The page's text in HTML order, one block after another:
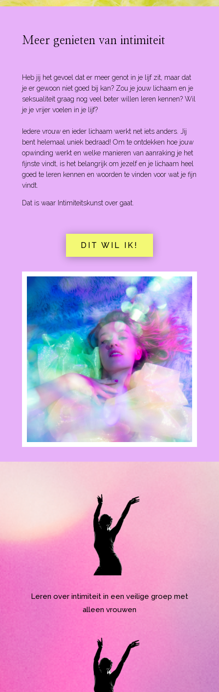
Meer genieten van intimiteit
Heb jij het gevoel dat er meer genot in je lijf zit, maar dat
je er gewoon niet goed bij kan? Zou je jouw lichaam en je
seksualiteit graag nog veel beter willen leren kennen? Wil
je je vrijer voelen in je lijf?
Iedere vrouw en ieder lichaam werkt net iets anders. Jij
bent helemaal uniek bedraad! Om te ontdekken hoe jouw
opwinding werkt en welke manieren van aanraking je het
fijnste vindt, is het belangrijk om jezelf en je lichaam heel
goed te leren kennen en woorden te vinden voor wat je fijn
vindt.
Dat is waar Intimiteitskunst over gaat.
DIT WIL IK!
Leren over intimiteit in een veilige groep met
alleen vrouwen